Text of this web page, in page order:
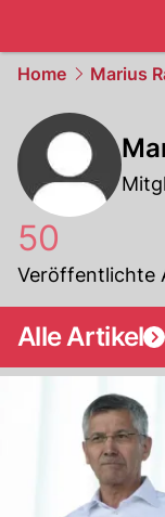
Home Marius
50
Veröffentlichte
Alle Artikel